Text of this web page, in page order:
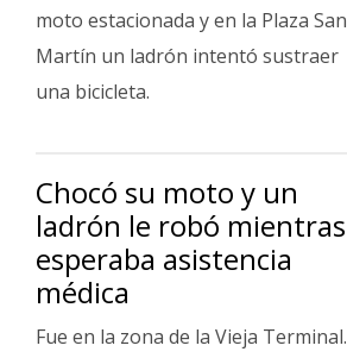
moto estacionada y en la Plaza San
Martín un ladrón intentó sustraer
una bicicleta.
Chocó su moto y un
ladrón le robó mientras
esperaba asistencia
médica
Fue en la zona de la Vieja Terminal.